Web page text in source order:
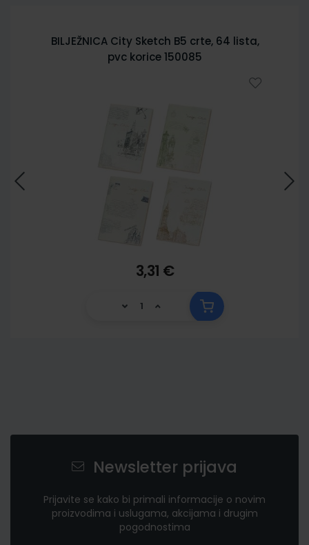
BILJEŽNICA City Sketch B5 crte, 64 lista,
pvc korice 150085
3,31 €
Newsletter prijava
Prijavite se kako bi primali informacije o novim
proizvodima i uslugama, akcijama i drugim
pogodnostima